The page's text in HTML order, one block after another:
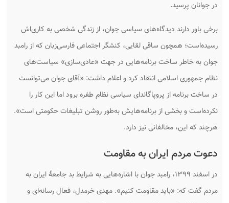
در جوانان پرسید.
برخی باور دارند دیدگاه‌های سیاسی جوان، از زندگی شخصی به کاری‌اش
رسیده‌است؛ همچون ساقی لقایی، کنشگر اجتماعی فارسی‌زبان که از رامبد
جوان به خاطر ساخت برنامه‌هایی در جهت «عادی‌سازی» سیاست‌های
نظام جمهوری اسلامی انتقاد کرد و اعلام داشت: «آقای جوان می‌توانست
در ساخت برنامه از پروپاگاندای سیاسی نظام طفره برود اما این کار را
نکرده‌است و بخشی از برنامه‌هایش به‌طور روشن تبلیغات حکومتی است».
هرچند که این، مخالفانی نیز دارد.
دعوت مردم ایران به مقاومت
در اسفند ۱۳۹۹، رامبد جوان با اشاره‌هایی به شرایط بد جامعهٔ ایران به
مردم گفت که: «باید مقاومت کنیم». مهدی خرمدل، فعال رسانه‌ای و